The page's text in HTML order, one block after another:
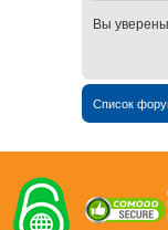
Вы
Список